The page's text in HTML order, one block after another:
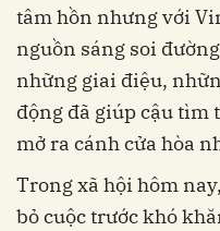
tâm hồn nhưng với
nguồn sáng soi
những giai điệu,
động đã giúp cậu tìm
mở ra cánh cửa hòa
Trong xã hội hôm
bỏ cuộc trước khó